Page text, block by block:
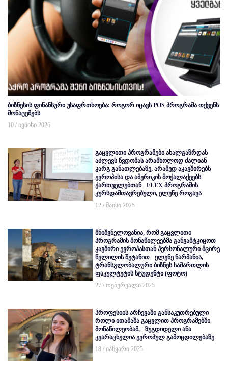
ბიზნესის ფინანსური უსაფრთხოება: როგორ იცავს POS პროგრამა თქვენს
მონაცემებს
10 / ივნისი 2026
გაცვლითი პროგრამები ახალგაზრდას
აძლევს წვდომას არამხოლოდ ძალიან
კარგ განათლებაზე, არამედ აკავშირებს
ევროპისა და ამერიკის მოქალაქეებს
ქართველებთან - FLEX პროგრამის
კურსდამთავრებული, ელენე როგავა
12 / მაისი 2025
მნიშვნელოვანია, რომ გაცვლითი
პროგრამის მონაწილეებმა განვამტკიცოთ
კავშირი ევროპასთან პერსონალური მცირე
წვლილის შეტანით - ელენე ნარმანია,
ტრანსგლობალური ბიზნეს სამართლის
ფაკულტეტის სტუდენტი (ფოტო)
27 / თებერვალი 2025
პროფესიის არჩევაში განსაკუთრებული
როლი ითამაშა გაცვლით პროგრამებში
მონაწილეობამ, - ზუგდიდელი ანა
კვარაცხელია ევროპულ გამოცდილებაზე
18 / იანვარი 2025